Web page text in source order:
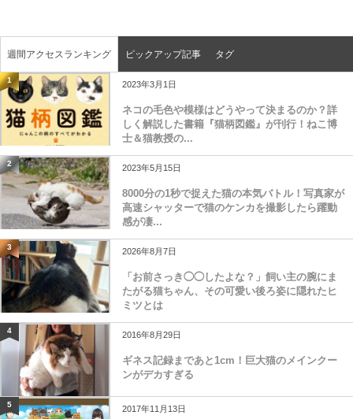
週間アクセスランキング ピックアップ記事 タグ
1 2023年3月1日
ネコの毛色や模様はどうやって決まるのか？詳
しく解説した書籍『猫柄図鑑』が刊行！ねこ博
士＆猫教授の...
2 2023年5月15日
8000分の1秒で捉えた猫の本気バトル！写真家が
高速シャッターで猫のケンカを撮影したら躍動
感が凄...
3 2026年8月7日
「お前さっき◯◯したよな？」飼い主の腕にま
たがる猫ちゃん、その可愛い後ろ姿に隠れたヒ
ミツとは
4 2016年8月29日
ギネス記録まであと1cm！巨大猫のメインクー
ンがデカすぎる
5 2017年11月13日